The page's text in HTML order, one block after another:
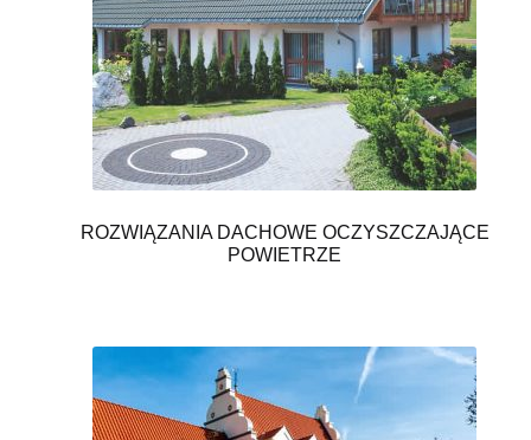
ROZWIĄZANIA DACHOWE OCZYSZCZAJĄCE
POWIETRZE